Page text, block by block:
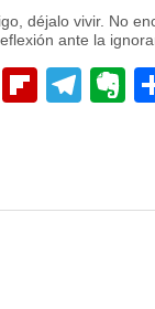
déjalo vivir. No
ante la
X